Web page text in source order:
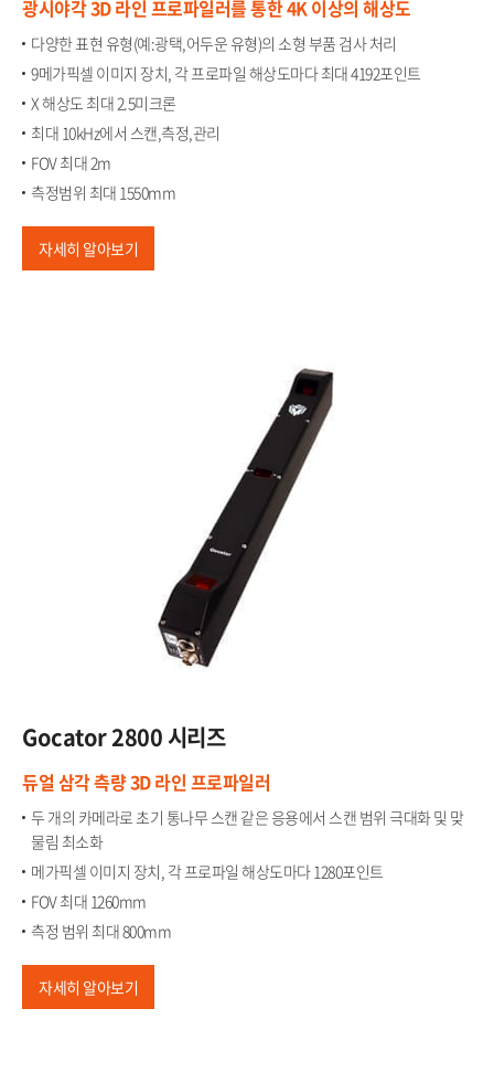
광시야각 3D 라인 프로파일러를 통한 4K 이상의 해상도
다양한 표현 유형(예:광택,어두운 유형)의 소형 부품 검사 처리​
9메가픽셀 이미지 장치, 각 프로파일 해상도마다 최대 4192포인트​
X 해상도 최대 2.5미크론​
최대 10kHz에서 스캔,측정,관리​
FOV 최대 2m​
측정범위 최대 1550mm
자세히 알아보기
Gocator​2800 시리즈
듀얼 삼각 측량 3D 라인 프로파일러​
두 개의 카메라로 초기 통나무 스캔 같은 응용에서 스캔 범위 극대화 및 맞
물림 최소화​
메가픽셀 이미지 장치, 각 프로파일 해상도마다 1280포인트​
FOV 최대 1260mm​
측정 범위 최대 800mm
자세히 알아보기